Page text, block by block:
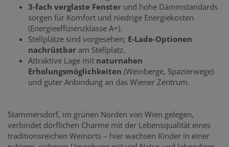
3-fach verglaste Fenster und hohe Dämmstandards
sorgen für Komfort und niedrige Energiekosten
(Energieeffizienzklasse A+).
Stellplätze sind vorgesehen; E-Lade-Optionen
nachrüstbar am Stellplatz.
Attraktive Lage mit naturnahen
Erholungsmöglichkeiten (Weinberge, Spazierwege)
und guter Anbindung an das Wiener Zentrum.
Stammersdorf, im grünen Norden von Wien gelegen,
verbindet dörflichen Charme mit der Lebensqualität eines
traditionsreichen Weinorts – hier wachsen Kinder in einer